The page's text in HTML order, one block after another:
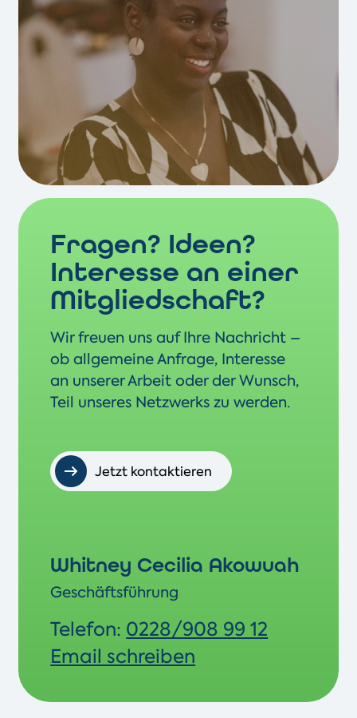
Fragen? Ideen?
Interesse an einer
Mitgliedschaft?
Wir freuen uns auf Ihre Nachricht –
ob allgemeine Anfrage, Interesse
an unserer Arbeit oder der Wunsch,
Teil unseres Netzwerks zu werden.
Jetzt kontaktieren
Whitney Cecilia Akowuah
Geschäftsführung
Telefon: 0228/908 99 12
Email schreiben